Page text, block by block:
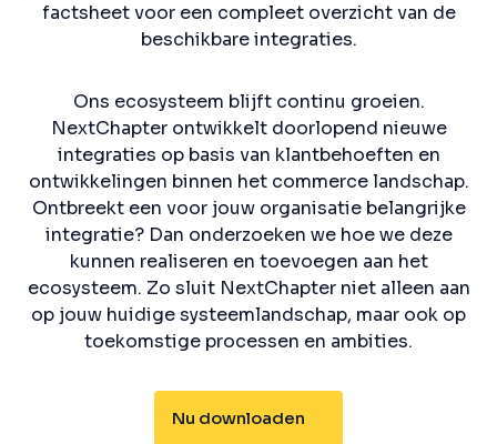
factsheet voor een compleet overzicht van de
beschikbare integraties.
Ons ecosysteem blijft continu groeien.
NextChapter ontwikkelt doorlopend nieuwe
integraties op basis van klantbehoeften en
ontwikkelingen binnen het commerce landschap.
Ontbreekt een voor jouw organisatie belangrijke
integratie? Dan onderzoeken we hoe we deze
kunnen realiseren en toevoegen aan het
ecosysteem. Zo sluit NextChapter niet alleen aan
op jouw huidige systeemlandschap, maar ook op
toekomstige processen en ambities.
Nu downloaden